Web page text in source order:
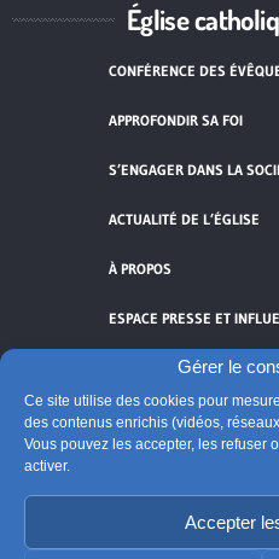
Gérer le
Ce site utilise des cookies pour
des contenus enrichis (vidéos,
Vous pouvez les accepter, les refuser
activer.
Accepter
Église
CONFÉRENCE DES
APPROFONDIR SA FOI
S’ENGAGER DANS LA
ACTUALITÉ DE L’ÉGLISE
À PROPOS
ESPACE PRESSE ET
Cliquez pour
vidéos et réseaux
© Église